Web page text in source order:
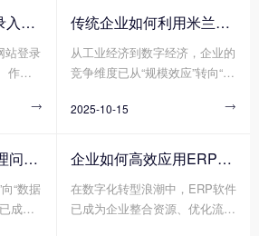
米兰官方版网站登录入口-米兰online（中国） 分为哪几种类型?
站登录
作为
人力资
，不
制
与跨
项目

存。在此背景下，ERP软件作为
企业数字化转型的基石，凭借其
数据整合、流程标准化与实时监
控能力，正成为企业规避风险的
传统企业如何利用米兰官方版网站登录入口-米兰online（中国） 重塑竞争力?
从工业经济到数字经济，企业的
竞争维度已从“规模效应”转向“敏
定性的市场中实现韧性增长，米
ne（中国） 作为企业资源整合
的核心工具，正成为重塑竞争力
的关键抓手。通过打通数据孤
岛、优化业务流程、赋能智能决
2025-10-15 
ERP能解决哪些管理问题?
“数据
成为
企业如何高效应用ERP软件?
在数字化转型浪潮中，ERP软件
已成为企业整合资源、优化流